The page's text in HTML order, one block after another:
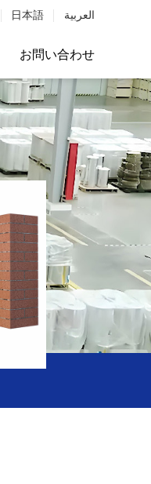
日本語 العربية
お問い合わせ